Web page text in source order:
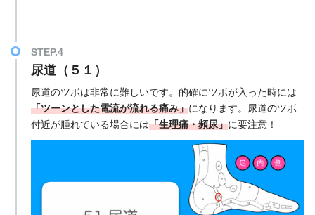
STEP.4
尿道（５１）
尿道のツボは非常に難しいです。的確にツボが入った時には
「ツーンとした電流が流れる痛み」になります。尿道のツボ
付近が腫れている場合には「生理痛・頻尿」に要注意！